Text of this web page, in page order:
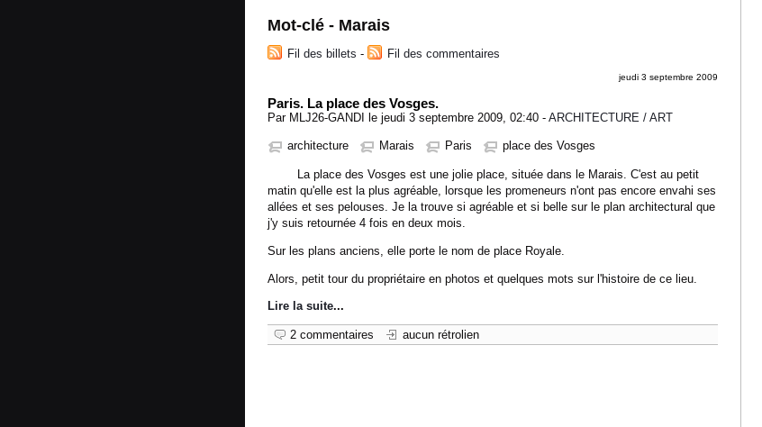
Mot-clé - Marais
Fil des billets - Fil des commentaires
jeudi 3 septembre 2009
Paris. La place des Vosges.
Par MLJ26-GANDI le jeudi 3 septembre 2009, 02:40 - ARCHITECTURE / ART
architecture Marais Paris place des Vosges
La place des Vosges est une jolie place, située dans le Marais. C'est au petit
matin qu'elle est la plus agréable, lorsque les promeneurs n'ont pas encore envahi ses
allées et ses pelouses. Je la trouve si agréable et si belle sur le plan architectural que
j'y suis retournée 4 fois en deux mois.
Sur les plans anciens, elle porte le nom de place Royale.
Alors, petit tour du propriétaire en photos et quelques mots sur l'histoire de ce lieu.
Lire la suite...
2 commentaires aucun rétrolien